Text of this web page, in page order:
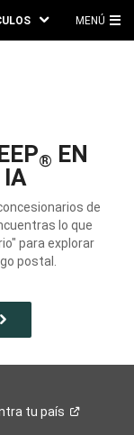
MENÚ
® EN
IA
de
lo que
para explorar
postal.
tupaís